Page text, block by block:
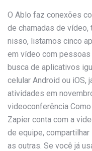
O Ablo faz conexões
de chamadas de vídeo,
nisso, listamos cinco
em vídeo com
busca de aplicativos
celular Android ou iOS,
atividades em
videoconferência
Zapier conta com a
de equipe,
as outras. Se você já